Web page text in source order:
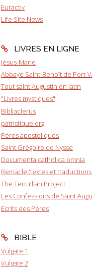
Euractiv
Life Site News
LIVRES EN LIGNE
Jésus-Marie
Abbaye Saint-Benoît de Port-
Tout saint Augustin en latin
"Livres mystiques"
Bibliaclerus
patristique.org
Pères apostoliques
Saint Grégoire de Nysse
Documenta catholica omnia
Remacle (textes et
The Tertullian Project
Les Confessions de Saint
Ecrits des Pères
BIBLE
Vulgate 1
Vulgate 2